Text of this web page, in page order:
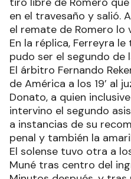
en el travesaño y salió.
el remate de Romero lo
En la réplica, Ferreyra
pudo ser el segundo de
El árbitro Fernando
de América a los 19’ al
Donato, a quien
intervino el segundo
a instancias de su
penal y también la
El solense tuvo otra a
Muné tras centro del